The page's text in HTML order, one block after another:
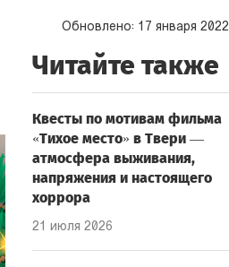
Обновлено: 17 января 2022
Читайте также
Квесты по мотивам фильма
«Тихое место» в Твери —
атмосфера выживания,
напряжения и настоящего
хоррора
21 июля 2026